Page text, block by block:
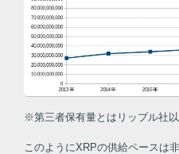
※第三者保有量とはリップル社
このようにXRPの供給ペースは